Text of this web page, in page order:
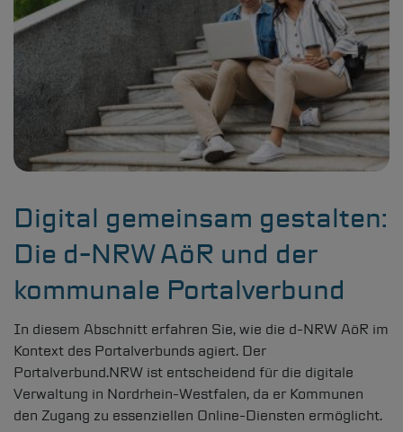
Digital gemeinsam gestalten:
Die d-NRWAöR und der
kommunale Portalverbund
In diesem Abschnitt erfahren Sie, wie die d-NRWAöR im
Kontext des Portalverbunds agiert. Der
Portalverbund.NRW ist entscheidend für die digitale
Verwaltung in Nordrhein-Westfalen, da er Kommunen
den Zugang zu essenziellen Online-Diensten ermöglicht.